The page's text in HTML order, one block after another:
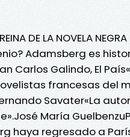
REINA DE LA NOVELA
Adamsberg es
Carlos Galindo, El
francesas del
Savater«La
María
haya regresado a